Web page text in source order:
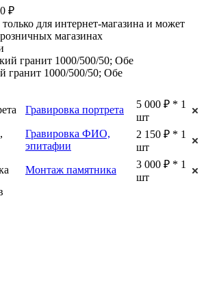
₽
для интернет-магазина и может
магазинах
гранит 1000/500/50; Обе
Гравировка портрета
5 000 ₽ * 1
шт
Гравировка ФИО,
эпитафии
2 150 ₽ * 1
шт
Монтаж памятника
3 000 ₽ * 1
шт